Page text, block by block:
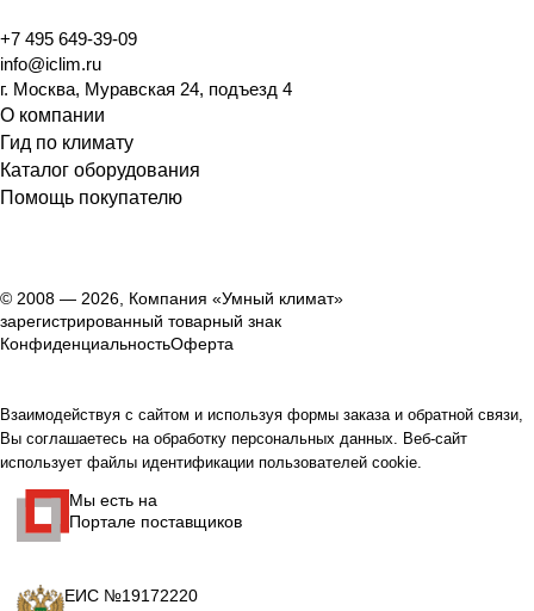
+7 495 649-39-09
info@iclim.ru
г. Москва, Муравская 24, подъезд 4
О компании
Гид по климату
Каталог оборудования
Помощь покупателю
© 2008 — 2026, Компания «Умный климат»
зарегистрированный товарный знак
КонфиденциальностьОферта
Взаимодействуя с сайтом и используя формы заказа и обратной связи,
Вы соглашаетесь на обработку персональных данных. Веб-сайт
использует файлы идентификации пользователей cookie.
Мы есть на
Портале поставщиков
ЕИС №19172220